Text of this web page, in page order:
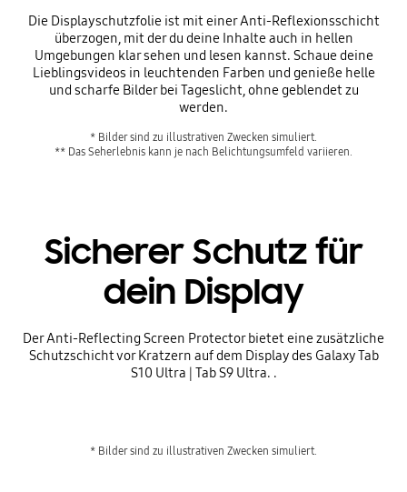
Die Displayschutzfolie ist mit einer Anti-Reflexionsschicht
überzogen, mit der du deine Inhalte auch in hellen
Umgebungen klar sehen und lesen kannst. Schaue deine
Lieblingsvideos in leuchtenden Farben und genieße helle
und scharfe Bilder bei Tageslicht, ohne geblendet zu
werden.
** Das Seherlebnis kann je nach Belichtungsumfeld variieren.
Vorher
Sicherer Schutz für
dein Display
Der Anti-Reflecting Screen Protector bietet eine zusätzliche
Schutzschicht vor Kratzern auf dem Display des Galaxy Tab
S10 Ultra | Tab S9 Ultra. .
* Bilder sind zu illustrativen Zwecken simuliert.